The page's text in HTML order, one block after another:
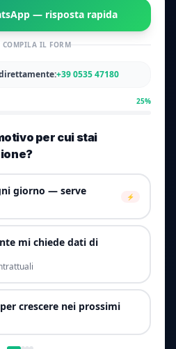
— risposta rapida
COMPILA IL FORM
+39 0535 47180
25%
per cui stai
giorno — serve
⚡
mi chiede dati di
crescere nei prossimi